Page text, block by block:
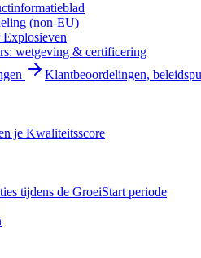
(non-EU)
Explosieven
wetgeving & certificering
Klantbeoordelingen,
je Kwaliteitsscore
tijdens de GroeiStart periode